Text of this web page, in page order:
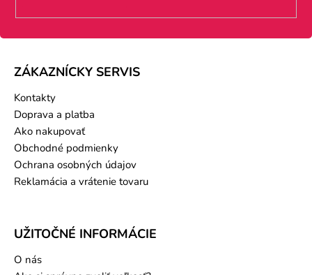
ZÁKAZNÍCKY SERVIS
Kontakty
Doprava a platba
Ako nakupovať
Obchodné podmienky
Ochrana osobných údajov
Reklamácia a vrátenie tovaru
UŽITOČNÉ INFORMÁCIE
O nás